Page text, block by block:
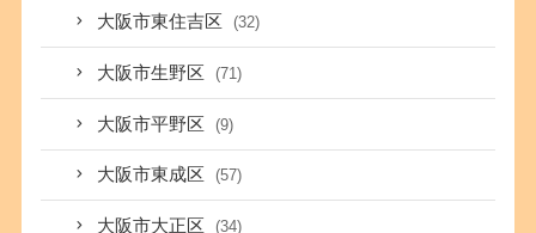
大阪市東住吉区 (32)
大阪市生野区 (71)
大阪市平野区 (9)
大阪市東成区 (57)
大阪市大正区 (34)